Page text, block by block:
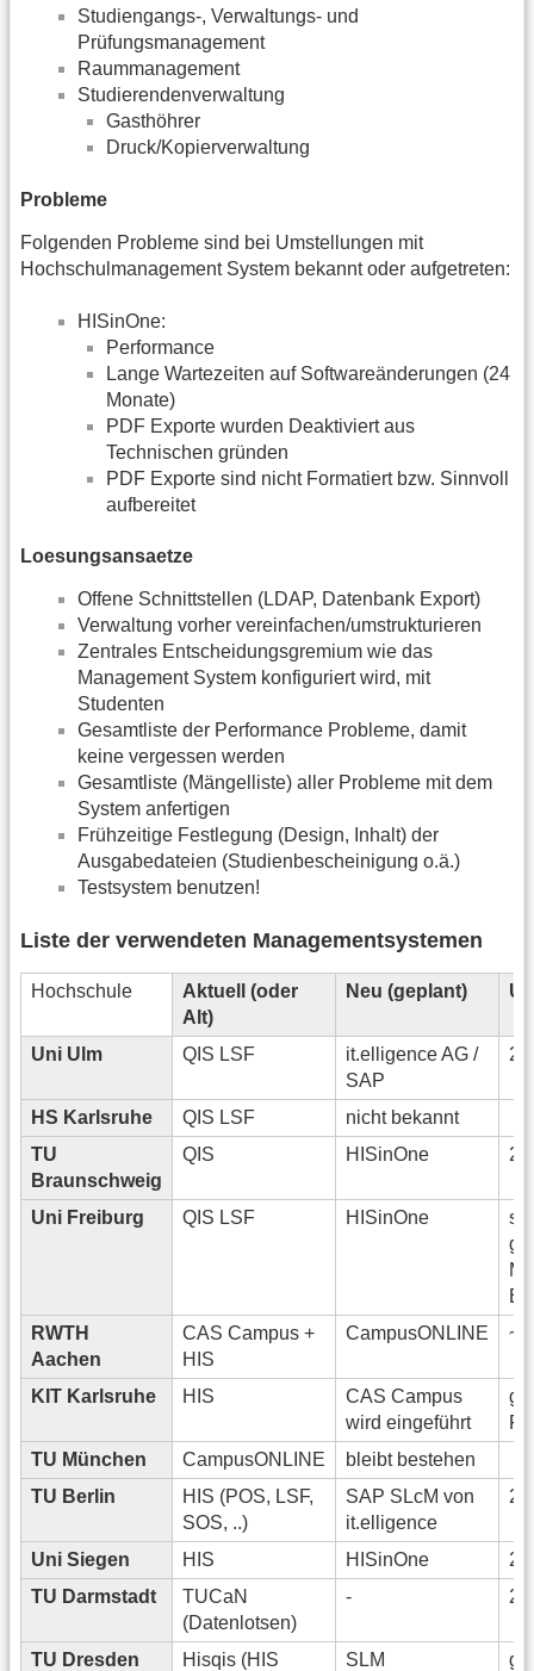
Studiengangs-, Verwaltungs- und
Prüfungsmanagement
Raummanagement
Studierendenverwaltung
Gasthöhrer
Druck/Kopierverwaltung
Probleme
Folgenden Probleme sind bei Umstellungen mit
Hochschulmanagement System bekannt oder aufgetreten:
HISinOne:
Performance
Lange Wartezeiten auf Softwareänderungen (24
Monate)
PDF Exporte wurden Deaktiviert aus
Technischen gründen
PDF Exporte sind nicht Formatiert bzw. Sinnvoll
aufbereitet
Loesungsansaetze
Offene Schnittstellen (LDAP, Datenbank Export)
Verwaltung vorher vereinfachen/umstrukturieren
Zentrales Entscheidungsgremium wie das
Management System konfiguriert wird, mit
Studenten
Gesamtliste der Performance Probleme, damit
keine vergessen werden
Gesamtliste (Mängelliste) aller Probleme mit dem
System anfertigen
Frühzeitige Festlegung (Design, Inhalt) der
Ausgabedateien (Studienbescheinigung o.ä.)
Testsystem benutzen!
Liste der verwendeten Managementsystemen
Hochschule
Aktuell (oder
Alt)
Neu (geplant)
Uni Ulm QIS LSF
it.elligence AG /
SAP
HS Karlsruhe QIS LSF
nicht bekannt
TU
Braunschweig
QIS HISinOne
Uni Freiburg QIS LSF HISinOne
RWTH
Aachen
CAS Campus +
HIS
CampusONLINE
KIT Karlsruhe HIS
CAS Campus
wird eingeführt
TU München
CampusONLINE
bleibt bestehen
TU Berlin
HIS (POS, LSF,
SOS, ..)
SAP SLcM von
it.elligence
Uni Siegen HIS HISinOne
TU Darmstadt
TUCaN
(Datenlotsen)
-
TU Dresden
Hisqis (HIS
SLM